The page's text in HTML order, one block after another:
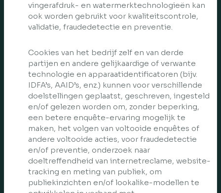
vingerafdruk- en watermerktechnologieën kan
ook worden gebruikt voor kwaliteitscontrole,
validatie, fraudedetectie en preventie.
Cookies van het bedrijf zelf en van derde
partijen en andere gelijkaardige of verwante
technologie en apparaatidentificatoren (bijv.
IDFA’s, AAID’s, enz.) kunnen voor verschillende
doelstellingen geplaatst, geschreven, ingesteld
en/of gelezen worden om, zonder beperking,
een betere enquête-ervaring mogelijk te
maken, het volgen van voltooide enquêtes of
andere voltooide acties, voor fraudedetectie
en/of preventie, onderzoek naar
doeltreffendheid van internetreclame, website-
tracking en meting van publiek, om
publiekinzichten en/of lookalike-modellen te